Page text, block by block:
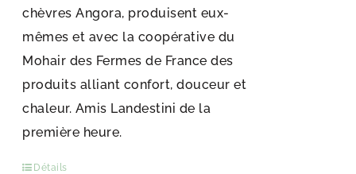
chèvres Angora, produisent eux-
mêmes et avec la coopérative du
Mohair des Fermes de France des
produits alliant confort, douceur et
chaleur. Amis Landestini de la
première heure.
Détails